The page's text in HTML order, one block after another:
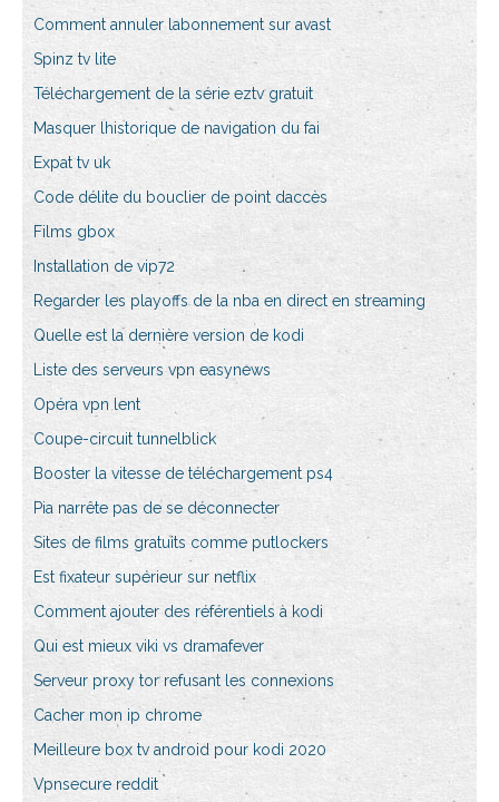
Comment annuler labonnement sur avast
Spinz tv lite
Téléchargement de la série eztv gratuit
Masquer lhistorique de navigation du fai
Expat tv uk
Code délite du bouclier de point daccès
Films gbox
Installation de vip72
Regarder les playoffs de la nba en direct en streaming
Quelle est la dernière version de kodi
Liste des serveurs vpn easynews
Opéra vpn lent
Coupe-circuit tunnelblick
Booster la vitesse de téléchargement ps4
Pia narrête pas de se déconnecter
Sites de films gratuits comme putlockers
Est fixateur supérieur sur netflix
Comment ajouter des référentiels à kodi
Qui est mieux viki vs dramafever
Serveur proxy tor refusant les connexions
Cacher mon ip chrome
Meilleure box tv android pour kodi 2020
Vpnsecure reddit